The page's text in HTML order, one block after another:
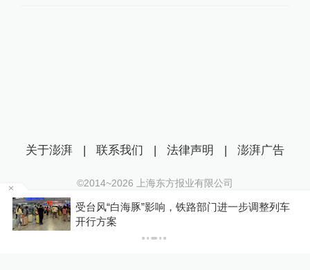
上海今日普降大雨，警方在街头巷尾加大警力投
入处置各类险情
关于澎湃 | 联系我们 | 法律声明 | 澎湃广告
©2014~2026 上海东方报业有限公司
沪ICP证：沪B2-20170116 | 沪ICP备14003370号
互联网新闻信息服务许可证：31120170006
沪公网安备 31010602000299号